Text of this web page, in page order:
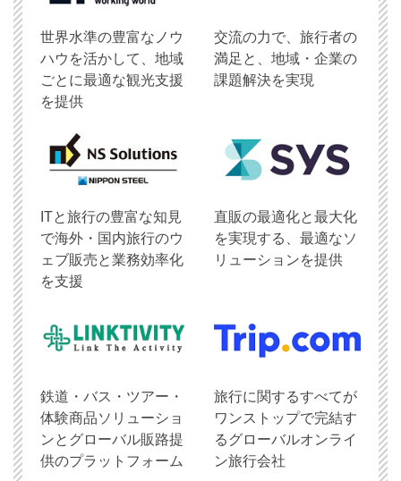
世界水準の豊富なノウ
ハウを活かして、地域
ごとに最適な観光支援
を提供
交流の力で、旅行者の
満足と、地域・企業の
課題解決を実現
ITと旅行の豊富な知見
で海外・国内旅行のウ
ェブ販売と業務効率化
を支援
直販の最適化と最大化
を実現する、最適なソ
リューションを提供
鉄道・バス・ツアー・
体験商品ソリューショ
ンとグローバル販路提
供のプラットフォーム
旅行に関するすべてが
ワンストップで完結す
るグローバルオンライ
ン旅行会社